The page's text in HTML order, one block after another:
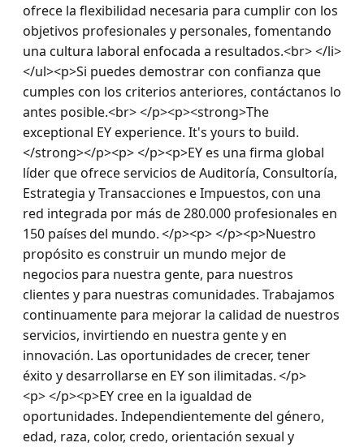
ofrece la flexibilidad necesaria para cumplir con los
objetivos profesionales y personales, fomentando
una cultura laboral enfocada a resultados.<br> </li>
</ul><p>Si puedes demostrar con confianza que
cumples con los criterios anteriores, contáctanos lo
antes posible.<br> </p><p><strong>The
exceptional EY experience. It's yours to build.
</strong></p><p> </p><p>EY es una firma global
líder que ofrece servicios de Auditoría, Consultoría,
Estrategia y Transacciones e Impuestos, con una
red integrada por más de 280.000 profesionales en
150 países del mundo. </p><p> </p><p>Nuestro
propósito es construir un mundo mejor de
negocios para nuestra gente, para nuestros
clientes y para nuestras comunidades. Trabajamos
continuamente para mejorar la calidad de nuestros
servicios, invirtiendo en nuestra gente y en
innovación. Las oportunidades de crecer, tener
éxito y desarrollarse en EY son ilimitadas. </p>
<p> </p><p>EY cree en la igualdad de
oportunidades. Independientemente del género,
edad, raza, color, credo, orientación sexual y